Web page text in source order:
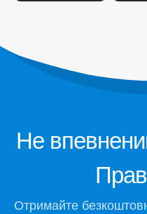
Не
Отримайте
для зберігання холодного
Промисловий моніторинг газу